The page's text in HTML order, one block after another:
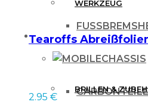
CHASSIS
CARBONTEILE
WERKZEUG
MX BEKLEIDUNG
BRILLEN &
Tearoffs
2.95 €